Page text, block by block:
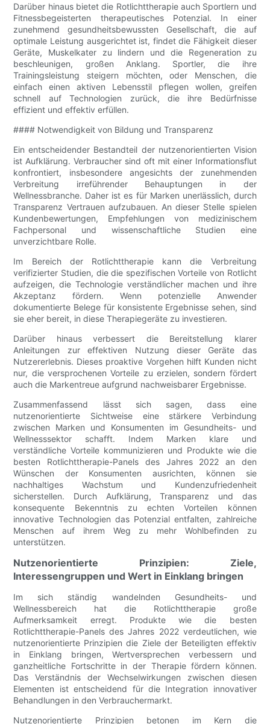
Darüber hinaus bietet die Rotlichttherapie auch Sportlern und
Fitnessbegeisterten therapeutisches Potenzial. In einer
zunehmend gesundheitsbewussten Gesellschaft, die auf
optimale Leistung ausgerichtet ist, findet die Fähigkeit dieser
Geräte, Muskelkater zu lindern und die Regeneration zu
beschleunigen, großen Anklang. Sportler, die ihre
Trainingsleistung steigern möchten, oder Menschen, die
einfach einen aktiven Lebensstil pflegen wollen, greifen
schnell auf Technologien zurück, die ihre Bedürfnisse
effizient und effektiv erfüllen.
#### Notwendigkeit von Bildung und Transparenz
Ein entscheidender Bestandteil der nutzenorientierten Vision
ist Aufklärung. Verbraucher sind oft mit einer Informationsflut
konfrontiert, insbesondere angesichts der zunehmenden
Verbreitung irreführender Behauptungen in der
Wellnessbranche. Daher ist es für Marken unerlässlich, durch
Transparenz Vertrauen aufzubauen. An dieser Stelle spielen
Kundenbewertungen, Empfehlungen von medizinischem
Fachpersonal und wissenschaftliche Studien eine
unverzichtbare Rolle.
Im Bereich der Rotlichttherapie kann die Verbreitung
verifizierter Studien, die die spezifischen Vorteile von Rotlicht
aufzeigen, die Technologie verständlicher machen und ihre
Akzeptanz fördern. Wenn potenzielle Anwender
dokumentierte Belege für konsistente Ergebnisse sehen, sind
sie eher bereit, in diese Therapiegeräte zu investieren.
Darüber hinaus verbessert die Bereitstellung klarer
Anleitungen zur effektiven Nutzung dieser Geräte das
Nutzererlebnis. Dieses proaktive Vorgehen hilft Kunden nicht
nur, die versprochenen Vorteile zu erzielen, sondern fördert
auch die Markentreue aufgrund nachweisbarer Ergebnisse.
Zusammenfassend lässt sich sagen, dass eine
nutzenorientierte Sichtweise eine stärkere Verbindung
zwischen Marken und Konsumenten im Gesundheits- und
Wellnesssektor schafft. Indem Marken klare und
verständliche Vorteile kommunizieren und Produkte wie die
besten Rotlichttherapie-Panels des Jahres 2022 an den
Wünschen der Konsumenten ausrichten, können sie
nachhaltiges Wachstum und Kundenzufriedenheit
sicherstellen. Durch Aufklärung, Transparenz und das
konsequente Bekenntnis zu echten Vorteilen können
innovative Technologien das Potenzial entfalten, zahlreiche
Menschen auf ihrem Weg zu mehr Wohlbefinden zu
unterstützen.
Nutzenorientierte Prinzipien: Ziele,
Interessengruppen und Wert in Einklang bringen
Im sich ständig wandelnden Gesundheits- und
Wellnessbereich hat die Rotlichttherapie große
Aufmerksamkeit erregt. Produkte wie die besten
Rotlichttherapie-Panels des Jahres 2022 verdeutlichen, wie
nutzenorientierte Prinzipien die Ziele der Beteiligten effektiv
in Einklang bringen, Wertversprechen verbessern und
ganzheitliche Fortschritte in der Therapie fördern können.
Das Verständnis der Wechselwirkungen zwischen diesen
Elementen ist entscheidend für die Integration innovativer
Behandlungen in den Verbrauchermarkt.
Nutzenorientierte Prinzipien betonen im Kern die